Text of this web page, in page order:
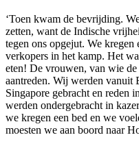
‘Toen kwam de bevrijding.
zetten, want de Indische
tegen ons opgejut. We kregen
verkopers in het kamp. Het
eten! De vrouwen, van wie de
aantreden. Wij werden vanuit
Singapore gebracht en reden
werden ondergebracht in
we kregen een bed en we
moesten we aan boord naar